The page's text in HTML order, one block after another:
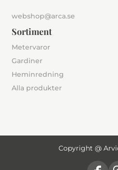
webshop@arca.se
Sortiment
Metervaror
Gardiner
Heminredning
Alla produkter
Copyright @